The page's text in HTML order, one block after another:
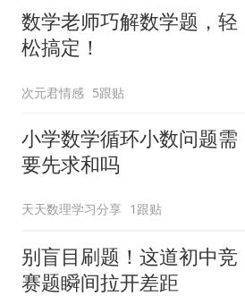
数学老师巧解数学题，轻
松搞定！
次元君情感 5跟贴
小学数学循环小数问题需
要先求和吗
天天数理学习分享 1跟贴
别盲目刷题！这道初中竞
赛题瞬间拉开差距